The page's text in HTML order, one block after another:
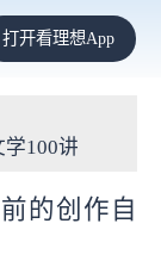
打开看理想App
100讲
的创作自